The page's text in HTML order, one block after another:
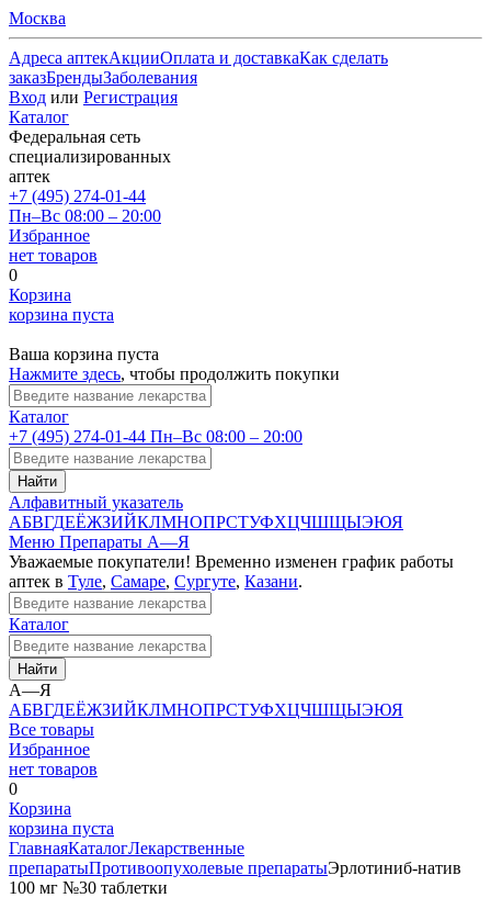
Москва
Адреса аптекАкцииОплата и доставкаКак сделать
заказБрендыЗаболевания
Вход или Регистрация
Каталог
Федеральная сеть
специализированных
аптек
+7 (495) 274-01-44
Пн–Вс 08:00 – 20:00
Избранное
нет товаров
0
Корзина
корзина пуста
Ваша корзина пуста
Нажмите здесь, чтобы продолжить покупки
Каталог
+7 (495) 274-01-44 Пн–Вс 08:00 – 20:00
Найти
Алфавитный указатель
АБВГДЕЁЖЗИЙКЛМНОПРСТУФХЦЧШЩЫЭЮЯ
Меню Препараты А—Я
Уважаемые покупатели! Временно изменен график работы
аптек в Туле, Самаре, Сургуте, Казани.
Каталог
Найти
А—Я
АБВГДЕЁЖЗИЙКЛМНОПРСТУФХЦЧШЩЫЭЮЯ
Все товары
Избранное
нет товаров
0
Корзина
корзина пуста
ГлавнаяКаталогЛекарственные
препаратыПротивоопухолевые препаратыЭрлотиниб-натив
100 мг №30 таблетки